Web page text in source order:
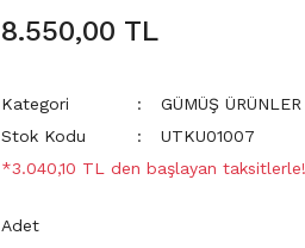
8.550,00 TL
Kategori GÜMÜŞ ÜRÜNLER
Stok Kodu
UTKU01007
*3.040,10 TL den başlayan taksitlerle!
Adet